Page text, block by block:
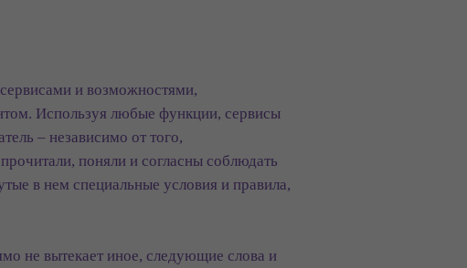
и возможностями,
Используя любые функции, сервисы
– независимо от того,
поняли и согласны соблюдать
в нем специальные условия и правила,
не вытекает иное, следующие слова и